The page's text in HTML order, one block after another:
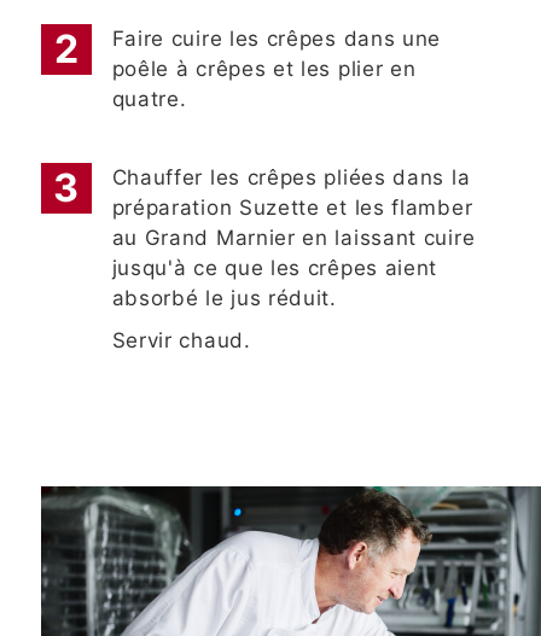
Faire cuire les crêpes dans une
poêle à crêpes et les plier en
quatre.
Chauffer les crêpes pliées dans la
préparation Suzette et les flamber
au Grand Marnier en laissant cuire
jusqu'à ce que les crêpes aient
absorbé le jus réduit.
Servir chaud.